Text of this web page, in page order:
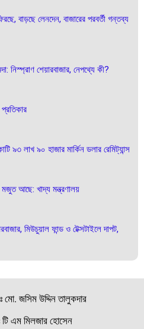
বাড়ছে লেনদেন, বাজারের পরবর্তী গন্তব্য
নিস্প্রাণ শেয়ারবাজার, নেপথ্যে কী?
৯৩ লাখ ৯০ হাজার মার্কিন ডলার রেমিট্যান্স
মজুত আছে: খাদ্য মন্ত্রণালয়
মিউচুয়াল ফান্ড ও টেক্সটাইলে দাপট,
জসিম উদ্দিন তালুকদার
টি এম মিলজার হোসেন